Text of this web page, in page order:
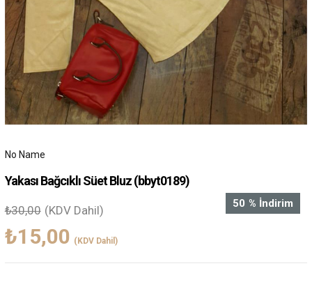
No Name
Yakası Bağcıklı Süet Bluz(bbyt0189)
%
50 İndirim
₺30,00 (KDV Dahil)
₺15,00 (KDV Dahil)